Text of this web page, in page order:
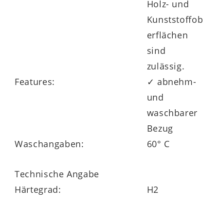
harmonisches Gesamtbild und
Komfortabel & hygienisch –
Der atmungsaktive Lyocell-Jersey-Bezug
OEKO-TEX® Standard 100
Zertifikat
Holz- und
Kunststoffob
erflächen
sind
zulässig.
Features:
✓ abnehm-
und
waschbarer
Bezug
Waschangaben:
60° C
Technische Angabe
Härtegrad:
H2